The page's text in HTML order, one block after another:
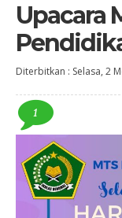
Upacara
Diterbitkan : Selasa, 2
1